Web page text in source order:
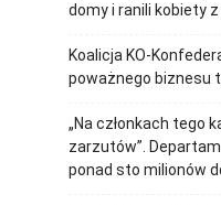
domy i ranili kobiety
Koalicja KO-
poważnego biznesu
„Na członkach tego
zarzutów”.
ponad sto milionów